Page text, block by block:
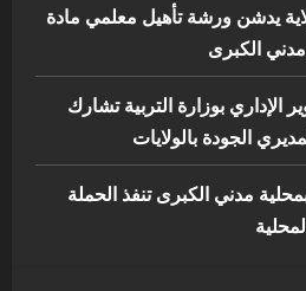
يدشن ورشة تأهيل معلمي مادة
الكبرى
الإداري بوزارة التربية تشارك
الجودة بالولايات
مدني الكبرى تنفذ الحملة